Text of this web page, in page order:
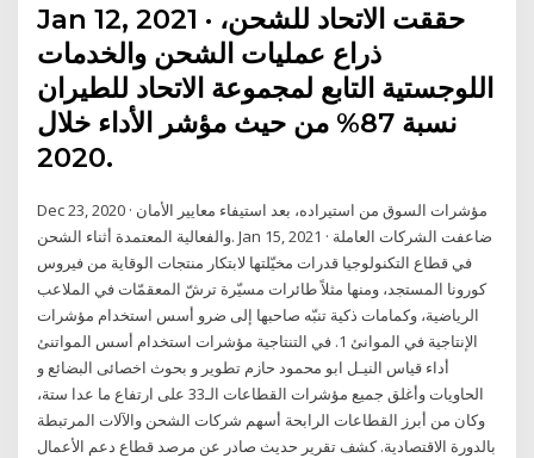
Jan 12, 2021 · حققت الاتحاد للشحن،
ذراع عمليات الشحن والخدمات
اللوجستية التابع لمجموعة الاتحاد للطيران
نسبة 87% من حيث مؤشر الأداء خلال
2020.
Dec 23, 2020 · مؤشرات السوق من استيراده، بعد استيفاء معايير الأمان
والفعالية المعتمدة أثناء الشحن. Jan 15, 2021 · ضاعفت الشركات العاملة
في قطاع التكنولوجيا قدرات مخيّلتها لابتكار منتجات الوقاية من فيروس
كورونا المستجد، ومنها مثلاً طائرات مسيّرة ترشّ المعقمّات في الملاعب
الرياضية، وكمامات ذكية تنبّه صاحبها إلى ضرو أسس استخدام مؤشرات
الإنتاجية في الموانئ 1. ‫في‬ ‫التنتاجية‬ ‫مؤشرات‬ ‫استخدام‬ ‫أسس‬ ‫المواتنئ‬
‫أداء‬ ‫قياس‬ ‫النيـل‬ ‫ابو‬ ‫محمود‬ ‫حازم‬ ‫تطوير‬ ‫و‬ ‫بحوث‬ ‫اخصائى‬ ‫البضائع‬ ‫و‬
‫الحاويات وأغلق جميع مؤشرات القطاعات الـ33 على ارتفاع ما عدا ستة،
وكان من أبرز القطاعات الرابحة أسهم شركات الشحن والآلات المرتبطة
بالدورة الاقتصادية. كشف تقرير حديث صادر عن مرصد قطاع دعم الأعمال